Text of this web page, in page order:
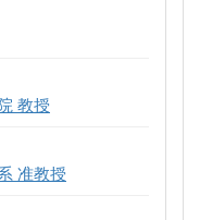
教授
准教授